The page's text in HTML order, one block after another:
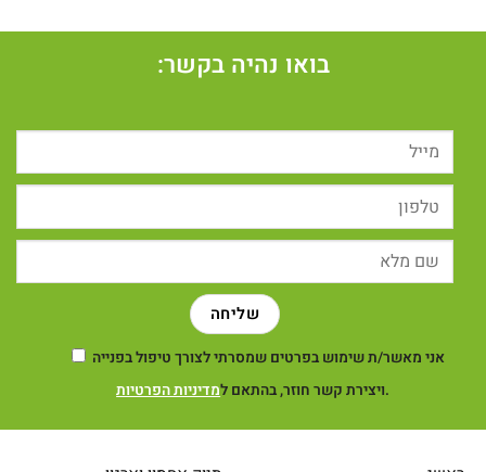
בואו נהיה בקשר:
אני מאשר/ת שימוש בפרטים שמסרתי לצורך טיפול בפנייה
ויצירת קשר חוזר, בהתאם למדיניות הפרטיות .